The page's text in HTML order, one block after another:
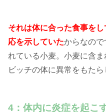
それは体に合った食事を
応を示していたからなので
れている小麦。小麦に含
ビッチの体に異常をもたら
4：体内に炎症を起こ